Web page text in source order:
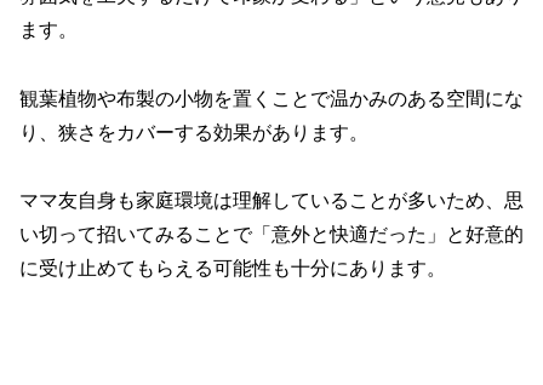
ます。
観葉植物や布製の小物を置くことで温かみのある空間にな
り、狭さをカバーする効果があります。
ママ友自身も家庭環境は理解していることが多いため、思
い切って招いてみることで「意外と快適だった」と好意的
に受け止めてもらえる可能性も十分にあります。